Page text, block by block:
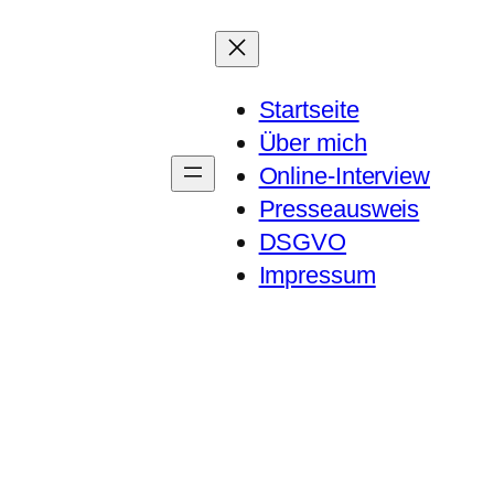
Startseite
Über mich
Online-Interview
Presseausweis
DSGVO
Impressum